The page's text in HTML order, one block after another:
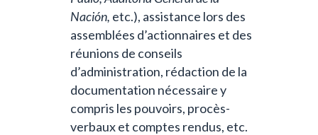
Nación, etc.), assistance lors des
assemblées d’actionnaires et des
réunions de conseils
d’administration, rédaction de la
documentation nécessaire y
compris les pouvoirs, procès-
verbaux et comptes rendus, etc.